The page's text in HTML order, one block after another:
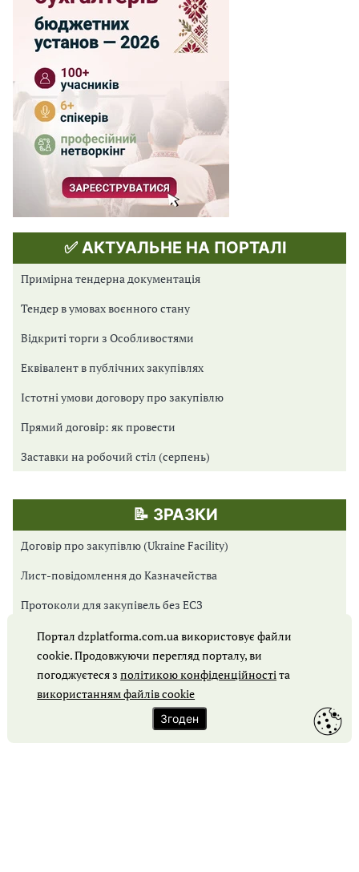
✅ АКТУАЛЬНЕ НА ПОРТАЛІ
Примірна тендерна документація
Тендер в умовах воєнного стану
Відкриті торги з Особливостями
Еквівалент в публічних закупівлях
Істотні умови договору про закупівлю
Прямий договір: як провести
Заставки на робочий стіл (серпень)
📝 ЗРАЗКИ
Договір про закупівлю (Ukraine Facility)
Лист-повідомлення до Казначейства
Протоколи для закупівель без ЕСЗ
Протоколи для Prozorro Market
Протоколи для відкритих торгів
Обґрунтування закупівлі
Портал dzplatforma.com.ua використовує файли
cookie. Продовжуючи перегляд порталу, ви
погоджуєтеся зполітикою конфіденційностіта
використанням файлів cookie
Згоден